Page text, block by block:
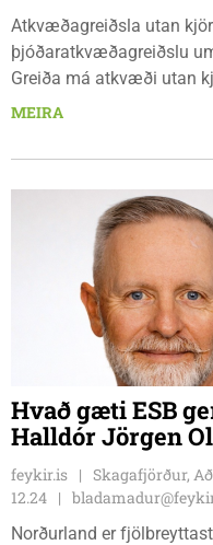
Atkvæðagreiðsla utan
þjóðaratkvæðagreiðslu
Greiða má atkvæði utan
umdæmisins sem hér segir: Blönduósi,
Sauðárkróki,
vestra að
fimmtudaga kl. 10:00 -
Skagaströnd,
mánudaga - fimmtudaga
frá og með
MEIRA
Hvað gæti ESB
Halldór Jörgen
feykir.is Skagafjörður,
12.24
Norðurland er